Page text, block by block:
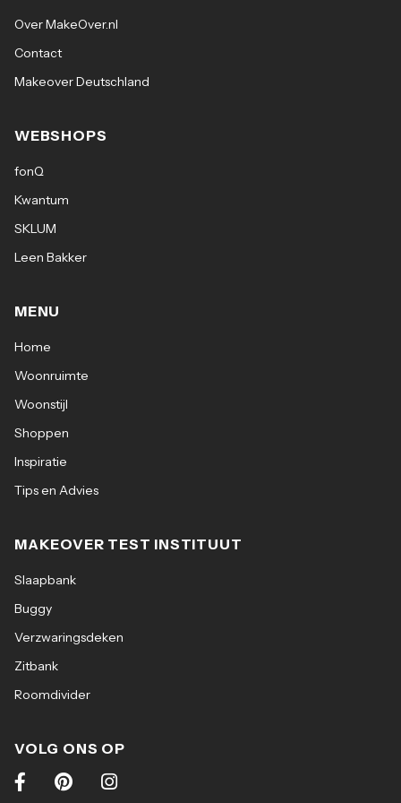
Over MakeOver.nl
Contact
Makeover Deutschland
WEBSHOPS
fonQ
Kwantum
SKLUM
Leen Bakker
MENU
Home
Woonruimte
Woonstijl
Shoppen
Inspiratie
Tips en Advies
MAKEOVER TEST INSTITUUT
Slaapbank
Buggy
Verzwaringsdeken
Zitbank
Roomdivider
VOLG ONS OP